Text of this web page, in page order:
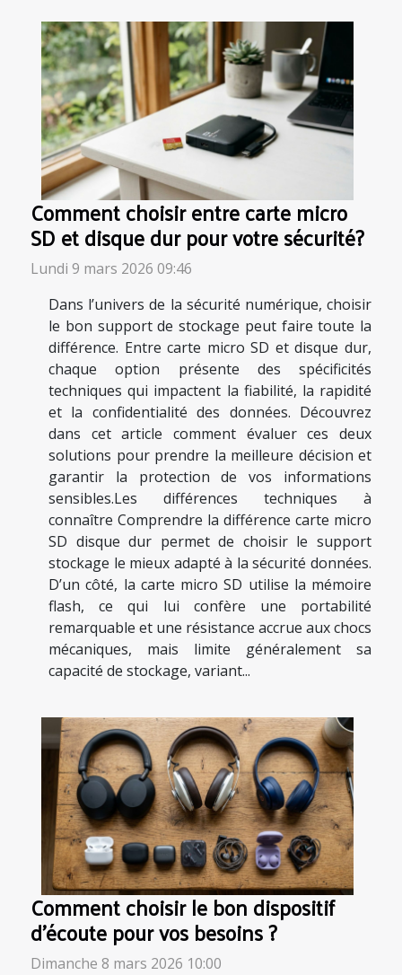
Comment choisir entre carte micro
SD et disque dur pour votre sécurité?
Lundi 9 mars 2026 09:46
Dans l’univers de la sécurité numérique, choisir
le bon support de stockage peut faire toute la
différence. Entre carte micro SD et disque dur,
chaque option présente des spécificités
techniques qui impactent la fiabilité, la rapidité
et la confidentialité des données. Découvrez
dans cet article comment évaluer ces deux
solutions pour prendre la meilleure décision et
garantir la protection de vos informations
sensibles.Les différences techniques à
connaître Comprendre la différence carte micro
SD disque dur permet de choisir le support
stockage le mieux adapté à la sécurité données.
D’un côté, la carte micro SD utilise la mémoire
flash, ce qui lui confère une portabilité
remarquable et une résistance accrue aux chocs
mécaniques, mais limite généralement sa
capacité de stockage, variant...
Comment choisir le bon dispositif
d'écoute pour vos besoins ?
Dimanche 8 mars 2026 10:00